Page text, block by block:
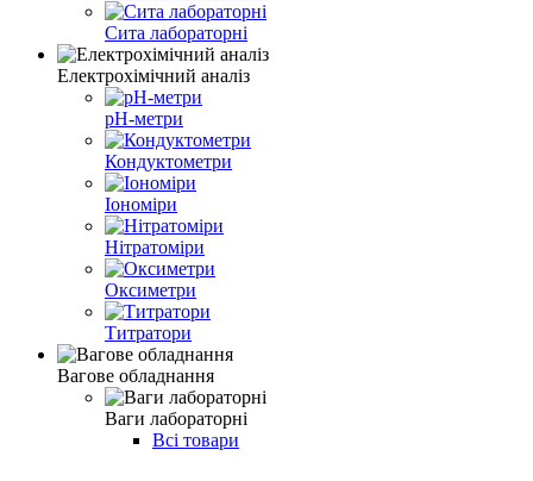
Сита лабораторні
Електрохімічний аналіз
pH-метри
Кондуктометри
Іономіри
Нітратоміри
Оксиметри
Титратори
Вагове обладнання
Ваги лабораторні
Всі товари